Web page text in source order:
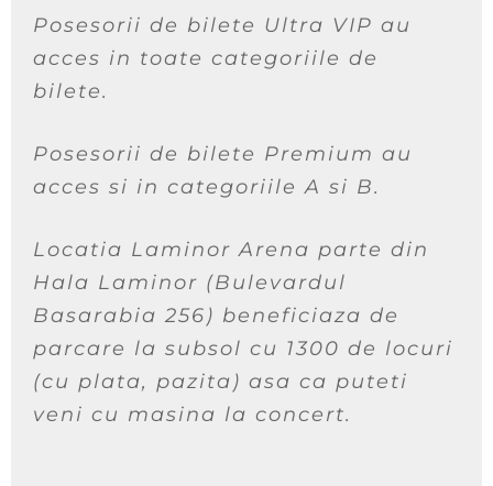
Posesorii de bilete Ultra VIP au
acces in toate categoriile de
bilete.
Posesorii de bilete Premium au
acces si in categoriile A si B.
Locatia Laminor Arena parte din
Hala Laminor (Bulevardul
Basarabia 256) beneficiaza de
parcare la subsol cu 1300 de locuri
(cu plata, pazita) asa ca puteti
veni cu masina la concert.